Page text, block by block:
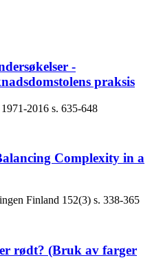
-
praksis
2016 s. 635-648
Complexity in a
Finland 152(3) s. 338-365
rødt? (Bruk av farger